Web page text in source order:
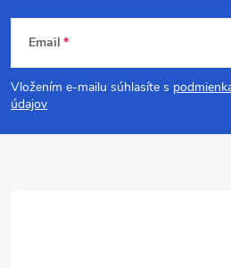
Z
á
p
Email
Vložením e-mailu súhlasíte s
údajov